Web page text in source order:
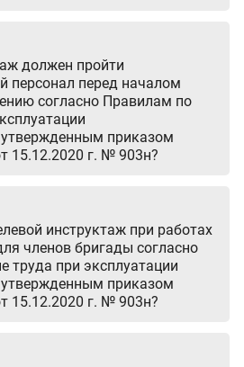
должен пройти
персонал перед началом
согласно Правилам по
утвержденным приказом
15.12.2020 г. № 903н?
инструктаж при работах
членов бригады согласно
труда при эксплуатации
утвержденным приказом
15.12.2020 г. № 903н?